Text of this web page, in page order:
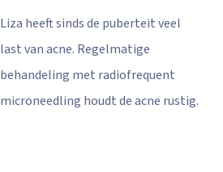
Liza heeft sinds de puberteit veel
last van acne. Regelmatige
behandeling met radiofrequent
microneedling houdt de acne rustig.